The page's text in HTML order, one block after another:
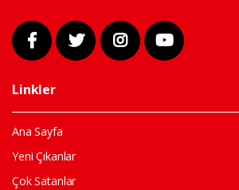
Linkler
Ana Sayfa
Yeni Çıkanlar
Çok Satanlar